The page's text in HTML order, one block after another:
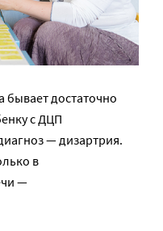
достаточно
с ДЦП
— дизартрия.
в
—